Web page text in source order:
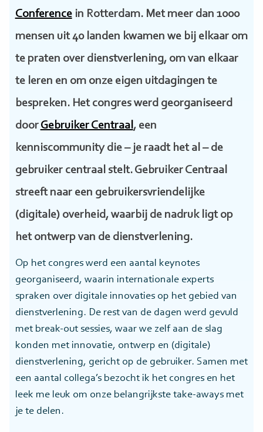
Conferencein Rotterdam. Met meer dan 1000
mensen uit 40 landen kwamen we bij elkaar om
te praten over dienstverlening, om van elkaar
te leren en om onze eigen uitdagingen te
bespreken. Het congres werd georganiseerd
door Gebruiker Centraal, een
kenniscommunity die – je raadt het al – de
gebruiker centraal stelt. Gebruiker Centraal
streeft naar een gebruikersvriendelijke
(digitale) overheid, waarbij de nadruk ligt op
het ontwerp van de dienstverlening.
Op het congres werd een aantal keynotes
georganiseerd, waarin internationale experts
spraken over digitale innovaties op het gebied van
dienstverlening. De rest van de dagen werd gevuld
met break-out sessies, waar we zelf aan de slag
konden met innovatie, ontwerp en (digitale)
dienstverlening, gericht op de gebruiker. Samen met
een aantal collega’s bezocht ik het congres en het
leek me leuk om onze belangrijkste take-aways met
je te delen.